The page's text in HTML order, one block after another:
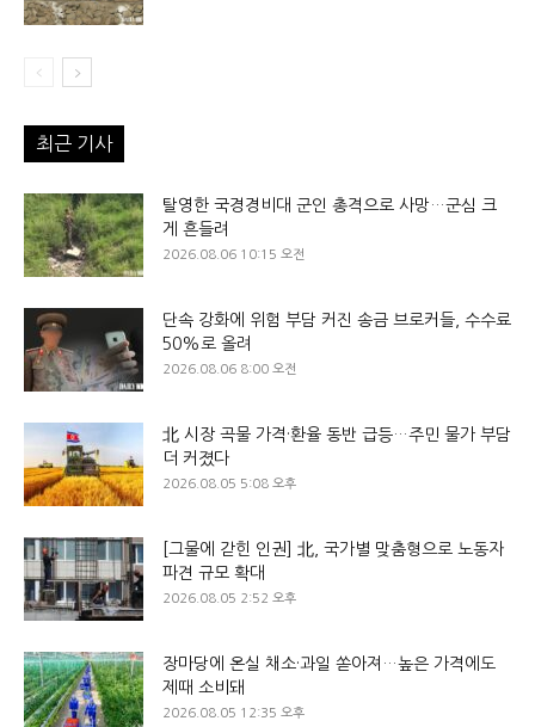
최근 기사
탈영한 국경경비대 군인 총격으로 사망…군심 크
게 흔들려
2026.08.06 10:15 오전
단속 강화에 위험 부담 커진 송금 브로커들, 수수료
50%로 올려
2026.08.06 8:00 오전
北 시장 곡물 가격·환율 동반 급등…주민 물가 부담
더 커졌다
2026.08.05 5:08 오후
[그물에 갇힌 인권] 北, 국가별 맞춤형으로 노동자
파견 규모 확대
2026.08.05 2:52 오후
장마당에 온실 채소·과일 쏟아져…높은 가격에도
제때 소비돼
2026.08.05 12:35 오후